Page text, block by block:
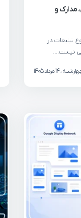
مدارک و
تبلیغات در
نیست….
، 14 مرداد 1405